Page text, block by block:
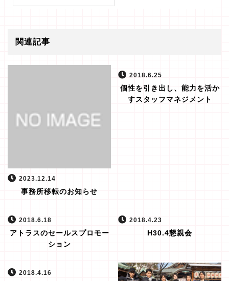
関連記事
2023.12.14
事務所移転のお知らせ
2018.6.25
個性を引き出し、能力を活か
すスタッフマネジメント
2018.6.18
アトラスのセールスプロモー
ション
2018.4.23
H30.4懇親会
2018.4.16